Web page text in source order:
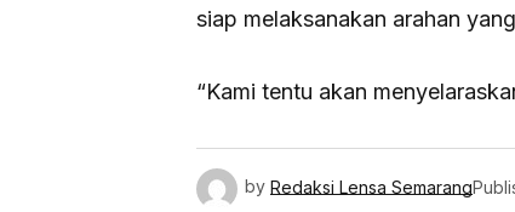
siap melaksanakan arahan
“Kami tentu akan
by Redaksi Lensa Semarang